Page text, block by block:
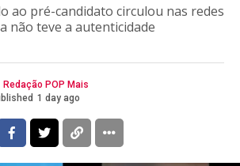
ao pré-candidato circulou nas redes
não teve a autenticidade
Redação POP Mais
1 day ago